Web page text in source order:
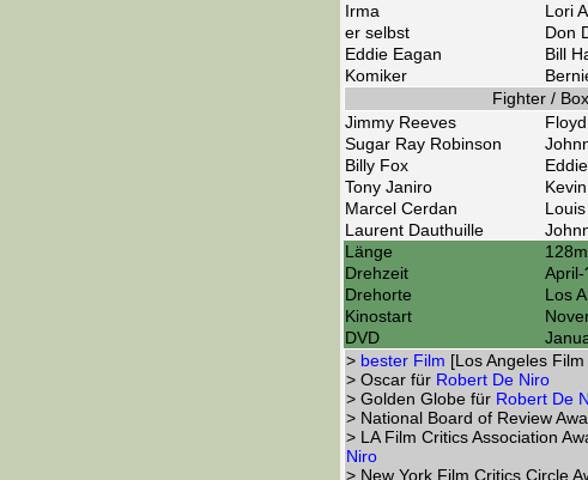
Irma
Lori
er selbst
Don
Eddie Eagan
Bill
Komiker
Fighter /
Jimmy Reeves
Sugar Ray Robinson
Billy Fox
Tony Janiro
Marcel Cerdan
Laurent Dauthuille
Länge
Drehzeit
Drehorte
Los
Kinostart
DVD
> bester Film [Los Angeles
> Oscar für Robert De Niro
> Golden Globe für Robert De
> National Board of Review
> LA Film Critics Association
Niro
> New York Film Critics Circle